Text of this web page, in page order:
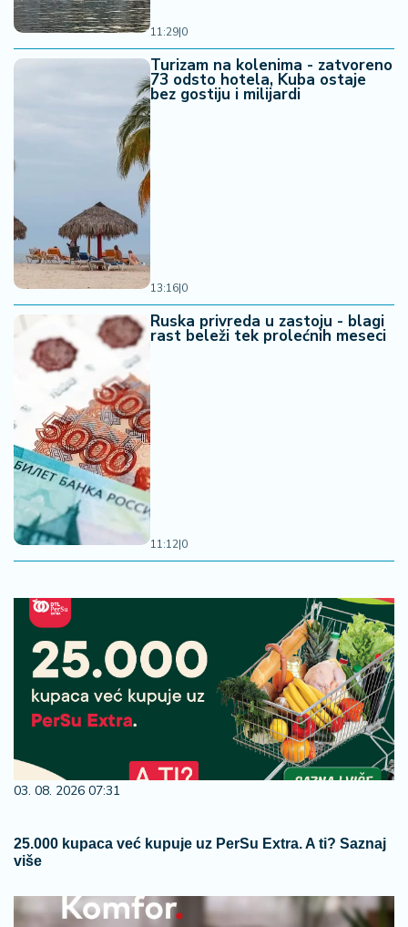
11:29|0
Turizam na kolenima - zatvoreno
73 odsto hotela, Kuba ostaje
bez gostiju i milijardi
13:16|0
Ruska privreda u zastoju - blagi
rast beleži tek prolećnih meseci
11:12|0
03. 08. 2026 07:31
25.000 kupaca već kupuje uz PerSu Extra. A ti? Saznaj
više